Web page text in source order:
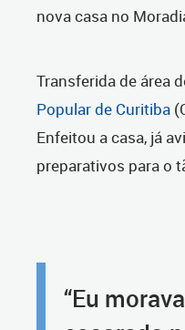
nova casa no
Transferida de área
Popular de Curitiba
Enfeitou a casa, já
preparativos para o
“Eu